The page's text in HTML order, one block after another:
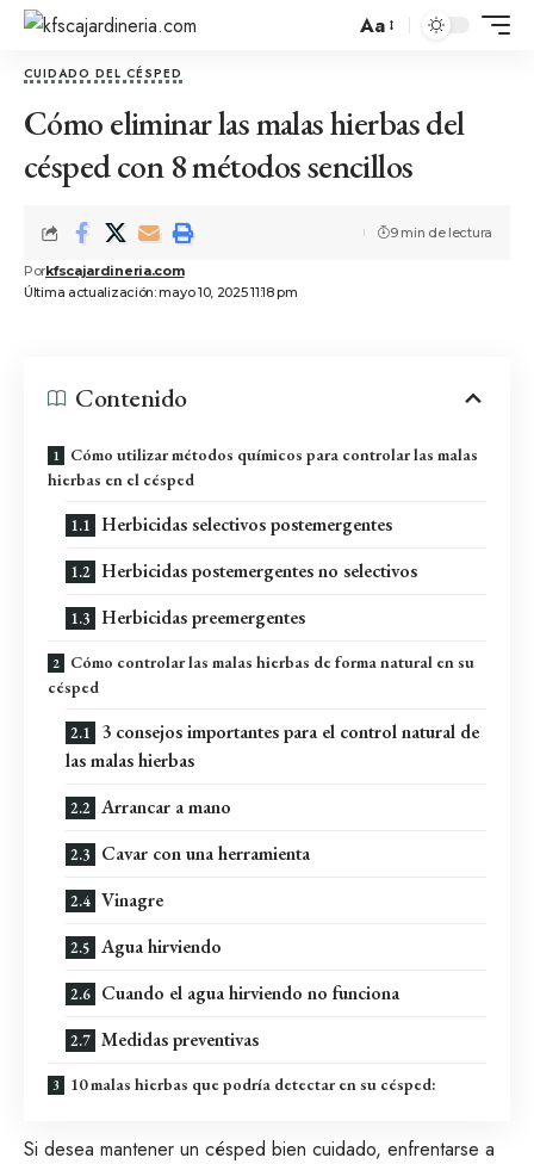
Aa
CUIDADO DEL CÉSPED
Cómo eliminar las malas hierbas del
césped con 8 métodos sencillos
Última actualización: mayo 10, 2025 11:18 pm
Porkfscajardineria.com
9 min de lectura
Contenido
Cómo utilizar métodos químicos para controlar las malas
hierbas en el césped
Herbicidas selectivos postemergentes
Herbicidas postemergentes no selectivos
Herbicidas preemergentes
Cómo controlar las malas hierbas de forma natural en su
césped
3 consejos importantes para el control natural de
las malas hierbas
Arrancar a mano
Cavar con una herramienta
Vinagre
Agua hirviendo
Cuando el agua hirviendo no funciona
Medidas preventivas
10 malas hierbas que podría detectar en su césped:
Si desea mantener un césped bien cuidado, enfrentarse a